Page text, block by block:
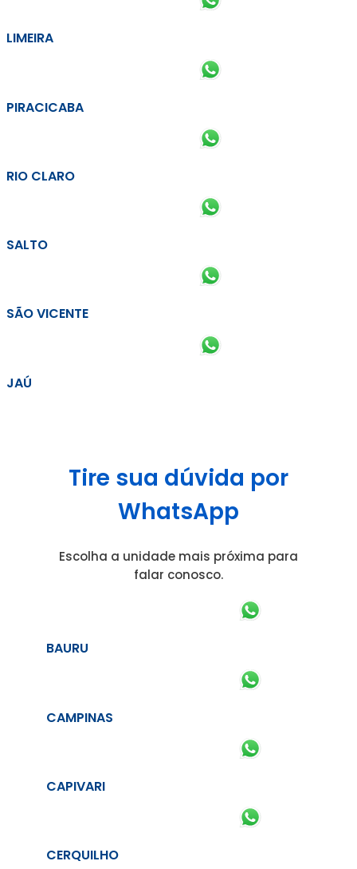
LIMEIRA
PIRACICABA
RIO CLARO
SALTO
SÃO VICENTE
JAÚ
Tire sua dúvida por
WhatsApp
Escolha a unidade mais próxima para
falar conosco.
BAURU
CAMPINAS
CAPIVARI
CERQUILHO